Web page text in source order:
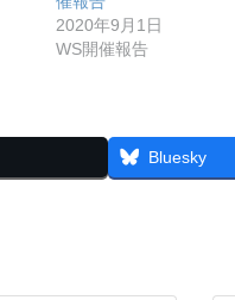
2020年9月1日
WS開催報告
Bluesky